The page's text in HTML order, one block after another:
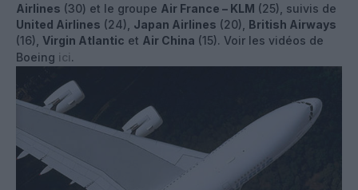
Airlines (30) et le groupe Air France – KLM (25), suivis de
United Airlines (24), Japan Airlines (20), British Airways
(16), Virgin Atlantic et Air China (15). Voir les vidéos de
Boeing ici.